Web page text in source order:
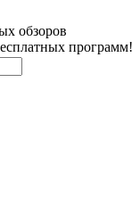
обзоров
программ!